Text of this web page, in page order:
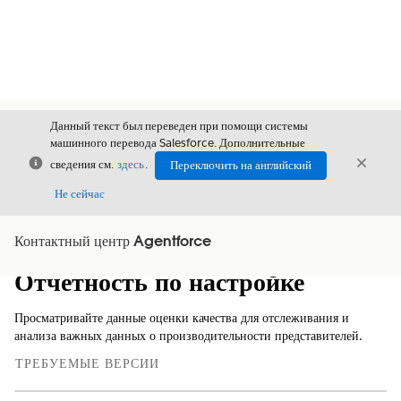
Закрыть
Данный текст был переведен при помощи системы
машинного перевода Salesforce. Дополнительные
сведения см. здесь.
Переключить на английский
Не сейчас
Контактный центр Agentforce
Показать содержание
Содержание
Отчетность по настройке
Просматривайте данные оценки качества для отслеживания и
анализа важных данных о производительности представителей.
ТРЕБУЕМЫЕ ВЕРСИИ